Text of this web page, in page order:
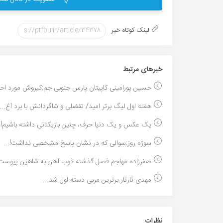
لینک کوتاه خبر
خبر‌های مرتبط
حسین پورامینی کاپیتان پارس جنوبی جم:کیروش مورد
هفته اول لیگ برتر امید/ تفضلی و شاگردانش با برد آغ...
یک عکس و یک دنیا حرف، چنین بازیکنانی داشته
سوژه روز:سوالی که در نشان پاسخ مشخصی نداشت!...
صفرزاده مهاجم فصل گذشته ذوب آهن به شاهین
مهدی تارتار برترین مربی دسته اول شد...